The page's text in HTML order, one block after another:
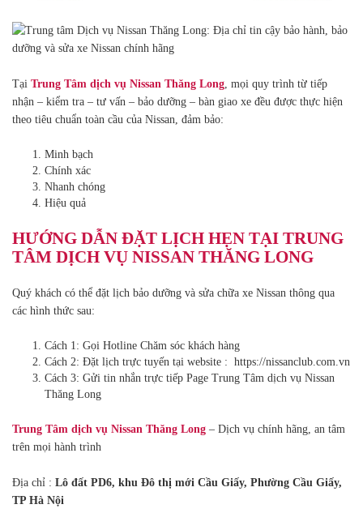
Tại Trung Tâm dịch vụ Nissan Thăng Long, mọi quy trình từ tiếp
nhận – kiểm tra – tư vấn – bảo dưỡng – bàn giao xe đều được thực hiện
theo tiêu chuẩn toàn cầu của Nissan, đảm bảo:
Minh bạch
Chính xác
Nhanh chóng
Hiệu quả
HƯỚNG DẪN ĐẶT LỊCH HẸN TẠI TRUNG
TÂM DỊCH VỤ NISSAN THĂNG LONG
Quý khách có thể đặt lịch bảo dưỡng và sửa chữa xe Nissan thông qua
các hình thức sau:
Cách 1: Gọi Hotline Chăm sóc khách hàng
Cách 2: Đặt lịch trực tuyến tại website : https://nissanclub.com.vn
Cách 3: Gửi tin nhắn trực tiếp Page Trung Tâm dịch vụ Nissan
Thăng Long
Trung Tâm dịch vụ Nissan Thăng Long – Dịch vụ chính hãng, an tâm
trên mọi hành trình
Địa chỉ : Lô đất PD6, khu Đô thị mới Cầu Giấy, Phường Cầu Giấy,
TP Hà Nội